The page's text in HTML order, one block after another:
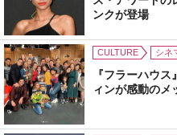
ンクが登場
CULTURE シネ
『フラーハウ
ィンが感動のメ